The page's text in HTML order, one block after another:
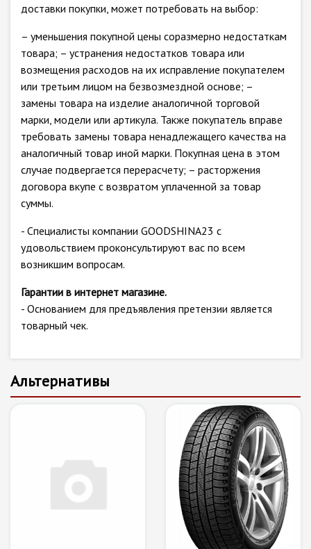
доставки покупки, может потребовать на выбор:
– уменьшения покупной цены соразмерно недостаткам
товара; – устранения недостатков товара или
возмещения расходов на их исправление покупателем
или третьим лицом на безвозмездной основе; –
замены товара на изделие аналогичной торговой
марки, модели или артикула. Также покупатель вправе
требовать замены товара ненадлежащего качества на
аналогичный товар иной марки. Покупная цена в этом
случае подвергается перерасчету; – расторжения
договора вкупе с возвратом уплаченной за товар
суммы.
- Специалисты компании GOODSHINA23 с
удовольствием проконсультируют вас по всем
возникшим вопросам.
Гарантии в интернет магазине.
- Основанием для предъявления претензии является
товарный чек.
Альтернативы